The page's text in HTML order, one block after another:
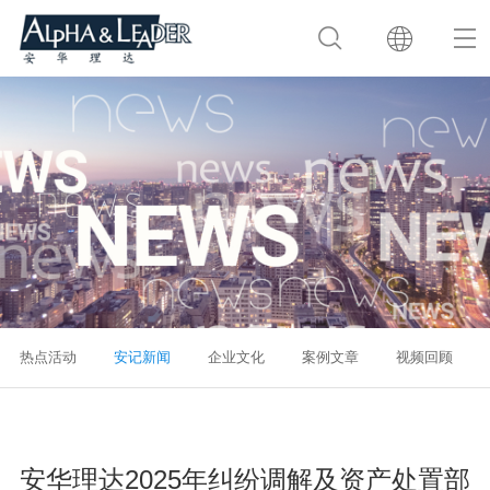
热点活动 安记新闻 企业文化 案例文章 视频回顾
安华理达2025年纠纷调解及资产处置部